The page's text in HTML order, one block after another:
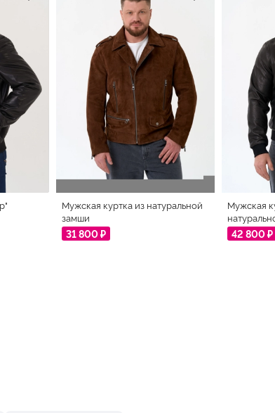
Мужская куртка из натуральной
замши
31 800 ₽
Мужская
42 800 ₽